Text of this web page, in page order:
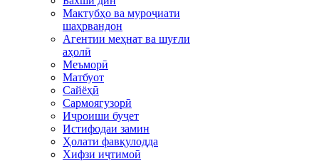
Мактубҳо ва муроҷиати
шаҳрвандон
Агентии меҳнат ва шуғли
аҳолӣ
Меъморӣ
Матбуот
Сайёҳӣ
Сармоягузорӣ
Иҷроиши буҷет
Истифодаи замин
Ҳолати фавқулодда
Хифзи иҷтимоӣ